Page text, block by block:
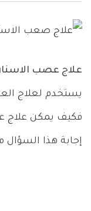
علاج عصب
يستخدم لعلاج
فكيف يمكن علاج
إجابة هذا السؤال